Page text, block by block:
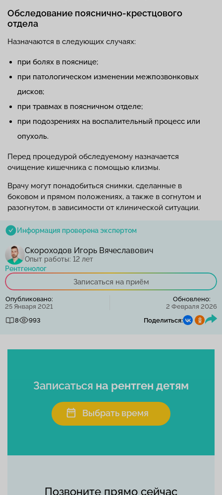
Обследование пояснично-крестцового
отдела
Назначаются в следующих случаях:
при болях в пояснице;
при патологическом изменении межпозвонковых
дисков;
при травмах в поясничном отделе;
при подозрениях на воспалительный процесс или
опухоль.
Перед процедурой обследуемому назначается
очищение кишечника с помощью клизмы.
Врачу могут понадобиться снимки, сделанные в
боковом и прямом положениях, а также в согнутом и
разогнутом, в зависимости от клинической ситуации.
Информация проверена экспертом
Скороходов Игорь Вячеславович
Опыт работы: 12 лет
Рентгенолог
Записаться на приём
Опубликовано:
25 Января 2021
Обновлено:
2 Февраля 2026
8
993 Поделиться:
Позвоните прямо сейчас
Записаться на рентген детям
Выбрать время